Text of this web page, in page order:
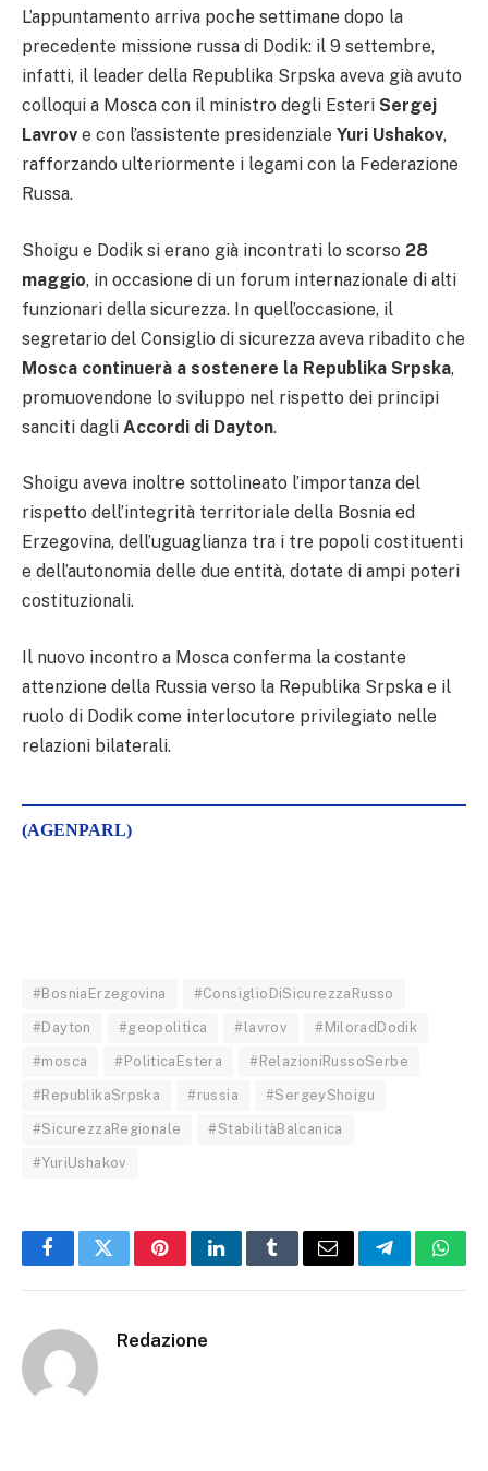
L’appuntamento arriva poche settimane dopo la
precedente missione russa di Dodik: il 9 settembre,
infatti, il leader della Republika Srpska aveva già avuto
colloqui a Mosca con il ministro degli Esteri Sergej
Lavrov e con l’assistente presidenziale Yuri Ushakov,
rafforzando ulteriormente i legami con la Federazione
Russa.
Shoigu e Dodik si erano già incontrati lo scorso 28
maggio, in occasione di un forum internazionale di alti
funzionari della sicurezza. In quell’occasione, il
segretario del Consiglio di sicurezza aveva ribadito che
Mosca continuerà a sostenere la Republika Srpska,
promuovendone lo sviluppo nel rispetto dei principi
sanciti dagli Accordi di Dayton.
Shoigu aveva inoltre sottolineato l’importanza del
rispetto dell’integrità territoriale della Bosnia ed
Erzegovina, dell’uguaglianza tra i tre popoli costituenti
e dell’autonomia delle due entità, dotate di ampi poteri
costituzionali.
Il nuovo incontro a Mosca conferma la costante
attenzione della Russia verso la Republika Srpska e il
ruolo di Dodik come interlocutore privilegiato nelle
relazioni bilaterali.
(AGENPARL)
#BosniaErzegovina #ConsiglioDiSicurezzaRusso
#Dayton #geopolitica #lavrov #MiloradDodik
#mosca #PoliticaEstera #RelazioniRussoSerbe
#RepublikaSrpska #russia #SergeyShoigu
#SicurezzaRegionale #StabilitàBalcanica
#YuriUshakov
FacebookTwitterPinterestLinkedInTumblrEmail Telegram
Redazione